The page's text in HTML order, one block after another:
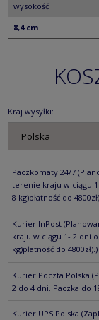
wysokość
8,4 cm
Kraj wysyłki:
Paczkomaty 24/7
terenie kraju w ciągu
8 kg)płatność do
Kurier InPost
kraju w ciągu 1- 2 dni
kg)płatność do 4800zł).)
Kurier Poczta Polska
2 do 4 dni. Paczka do
Kurier UPS Polska